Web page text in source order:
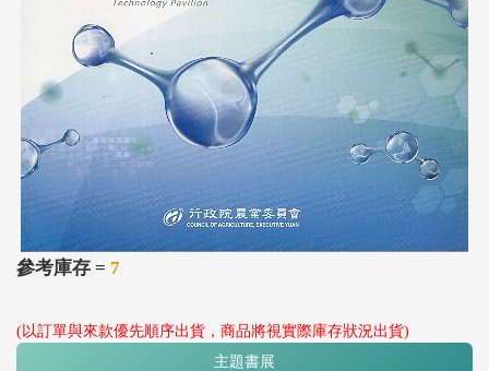
參考庫存 = 7
(以訂單與來款優先順序出貨，商品將視實際庫存狀況出貨)
主題書展